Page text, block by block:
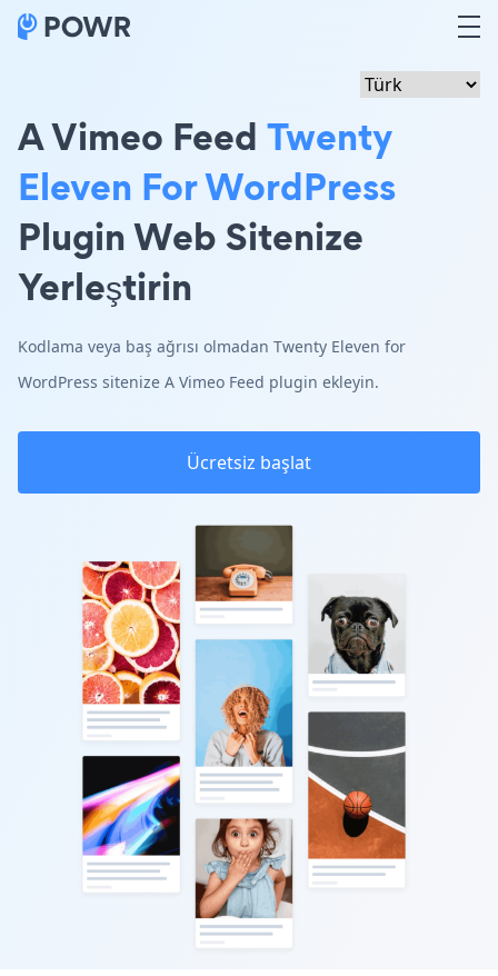
A Vimeo Feed Twenty
Eleven For WordPress
Plugin Web Sitenize
Yerleştirin
Kodlama veya baş ağrısı olmadan Twenty Eleven for
WordPress sitenize A Vimeo Feed plugin ekleyin.
Ücretsiz başlat